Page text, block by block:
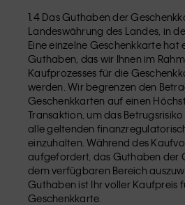
1.4 Das Guthaben der
Landeswährung des Landes, in
Eine einzelne Geschenkkarte hat
Guthaben, das wir Ihnen im
Kaufprozesses für die
werden. Wir begrenzen den
Geschenkkarten auf einen
Transaktion, um das
alle geltenden
einzuhalten. Während des
aufgefordert, das Guthaben der
dem verfügbaren Bereich
Guthaben ist Ihr voller Kaufpreis
Geschenkkarte.